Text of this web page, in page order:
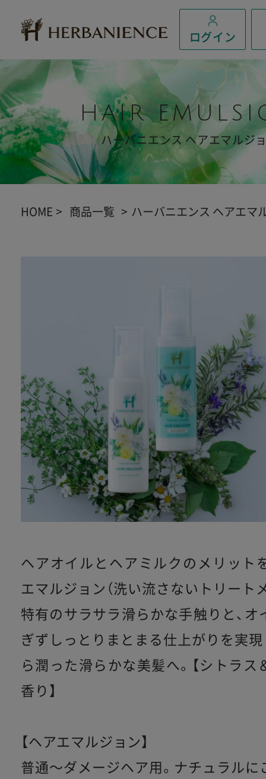
ログイン
HAIR
ハーバニエンス ヘアエマルジ
HOME 商品一覧 ハーバニエンス ヘアエマ
ヘアオイルとヘアミルクのメリット
エマルジョン（洗い流さないトリート
特有のサラサラ滑らかな手触りと、
ぎずしっとりまとまる仕上がりを実
ら潤った滑らかな美髪へ。【シトラ
香り】
【ヘアエマルジョン】
普通〜ダメージヘア用。ナチュラル